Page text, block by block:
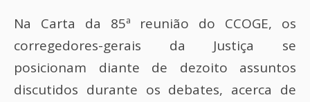
Na Carta da 85ª reunião do CCOGE, os
corregedores-gerais da Justiça se
posicionam diante de dezoito assuntos
discutidos durante os debates, acerca de